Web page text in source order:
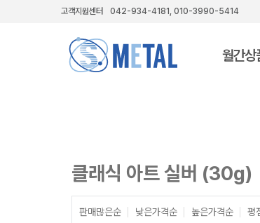
고객지원센터 042-934-4181, 010-3990-5414
월간상
클래식 아트 실버 (30g)
판매많은순 낮은가격순 높은가격순 평